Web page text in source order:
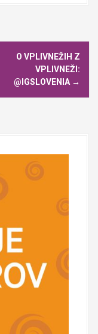
O VPLIVNEŽIH Z
VPLIVNEŽI:
@IGSLOVENIA →